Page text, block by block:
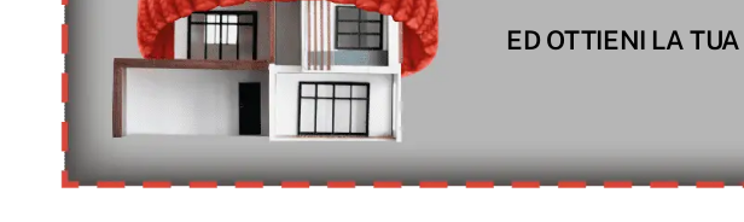
ED OTTIENI LA